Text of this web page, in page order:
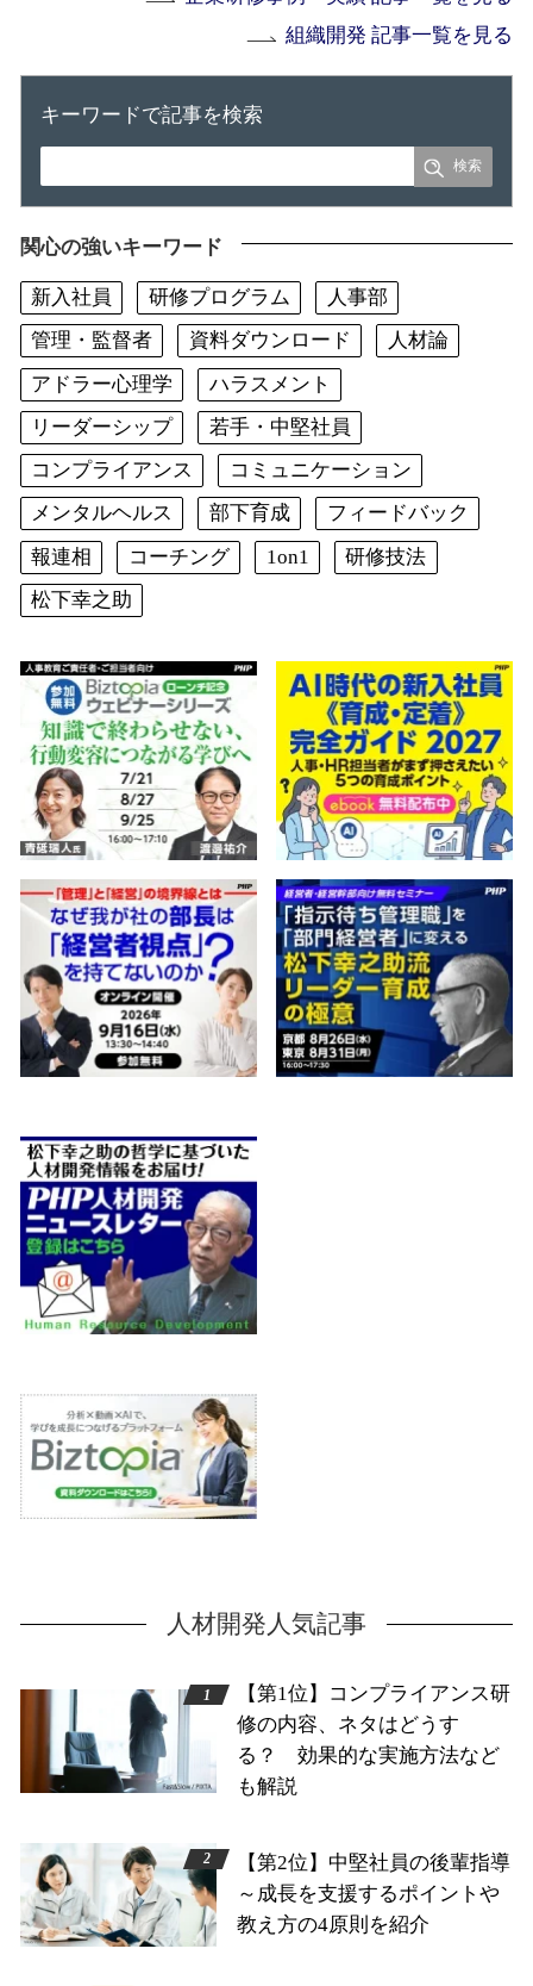
組織開発 記事一覧を見る
キーワードで記事を検索
関心の強いキーワード
新入社員 研修プログラム
人事部
管理・監督者
資料ダウンロード
人材論
アドラー心理学
ハラスメント
リーダーシップ
若手・中堅社員
コンプライアンス
コミュニケーション
メンタルヘルス
部下育成
フィードバック
報連相
コーチング 1on1
研修技法
松下幸之助
人材開発人気記事
【第1位】コンプライアンス研
修の内容、ネタはどうす
る？ 効果的な実施方法など
も解説
【第2位】中堅社員の後輩指導
～成長を支援するポイントや
教え方の4原則を紹介